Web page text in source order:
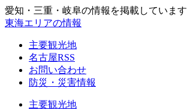
愛知・三重・岐阜の情報を掲載しています
東海エリアの情報
主要観光地
名古屋RSS
お問い合わせ
防災・災害情報
主要観光地